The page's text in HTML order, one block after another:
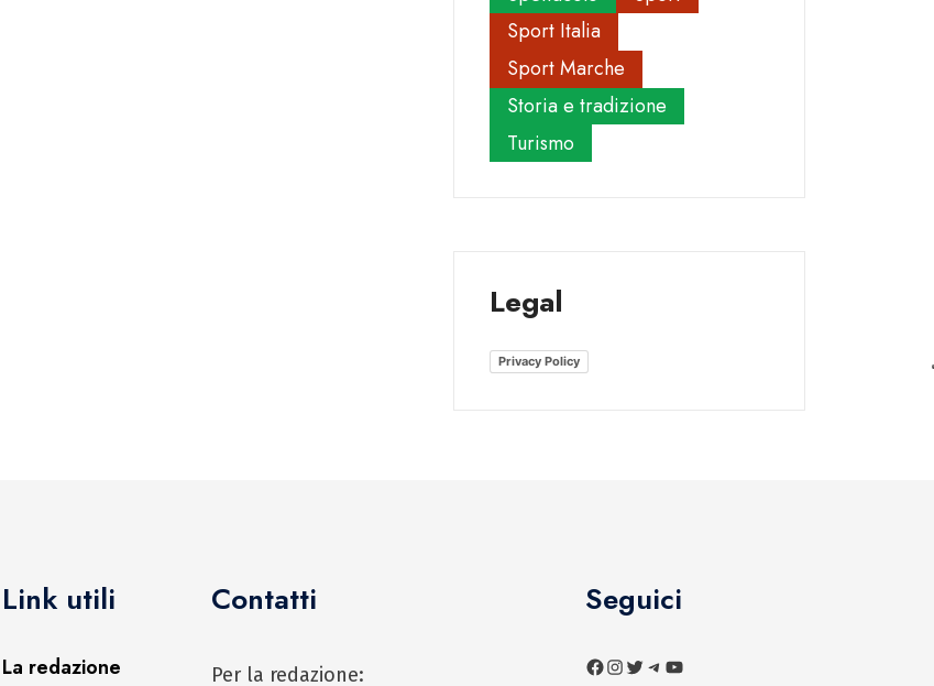
Sport Italia
Sport Marche
Storia e tradizione
Turismo
Legal
Privacy Policy
Link utili
La redazione
Contatti
Per la redazione:
Seguici